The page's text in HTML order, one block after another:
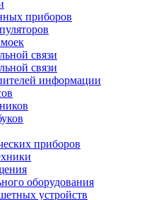
приборов
связи
связи
информации
приборов
оборудования
устройств